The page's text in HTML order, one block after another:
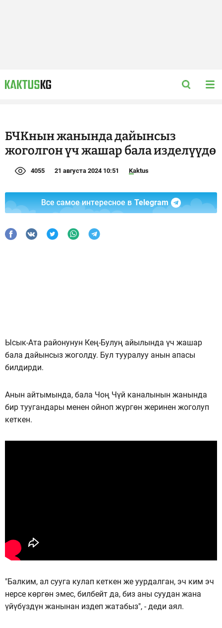
БЧКнын жанында дайынсыз
жоголгон үч жашар бала изделүүдө
4055 21 августа 2024 10:51 Kaktus
Все самое интересное в Telegram
Ысык-Ата районунун Кең-Булуң айылында үч жашар
бала дайынсыз жоголду. Бул тууралуу анын апасы
билдирди.
Анын айтымында, бала Чоң Чүй каналынын жанында
бир туугандары менен ойноп жүргөн жеринен жоголуп
кеткен.
"Балким, ал сууга кулап кеткен же уурдалган, эч ким эч
нерсе көргөн эмес, билбейт да, биз аны суудан жана
үйүбүздүн жанынан издеп жатабыз", - деди аял.